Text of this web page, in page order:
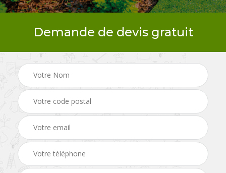
Demande de devis gratuit